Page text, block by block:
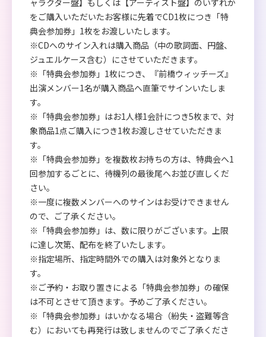
ャラクター盤】もしくは【アーティスト盤】のいずれか
をご購入いただいたお客様に先着でCD1枚につき「特
典会参加券」1枚をお渡しいたします。
※CDへのサイン入れは購入商品（中の歌詞面、円盤、
ジュエルケース含む）にさせていただきます。
※「特典会参加券」1枚につき、『前橋ウィッチーズ』
出演メンバー1名が購入商品へ直筆でサインいたしま
す。
※「特典会参加券」はお1人様1会計につき5枚まで、対
象商品1点ご購入につき1枚お渡しさせていただきま
す。
※「特典会参加券」を複数枚お持ちの方は、特典会へ1
回参加するごとに、待機列の最後尾へお並び直しくだ
さい。
※一度に複数メンバーへのサインはお受けできません
ので、ご了承ください。
※「特典会参加券」は、数に限りがございます。上限
に達し次第、配布を終了いたします。
※指定場所、指定時間外での購入は対象外となりま
す。
※ご予約・お取り置きによる「特典会参加券」の確保
は不可とさせて頂きます。予めご了承ください。
※「特典会参加券」はいかなる場合（紛失・盗難等含
む）においても再発行は致しませんのでご了承くださ